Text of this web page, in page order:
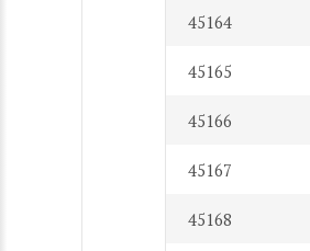
45164
45165
45166
45167
45168